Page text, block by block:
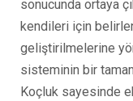
sonucunda ortaya
kendileri için
geliştirilmelerine
sisteminin bir
Koçluk sayesinde